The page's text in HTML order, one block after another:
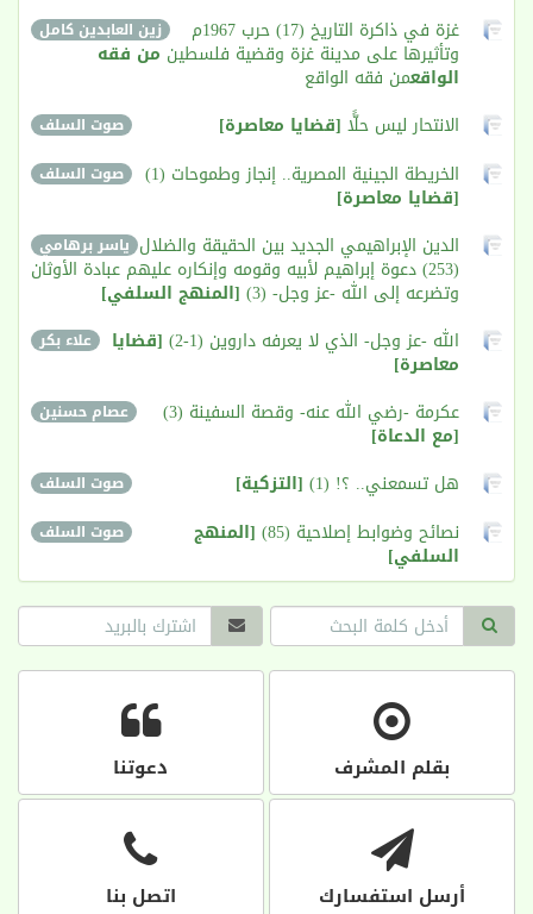
زين العابدين كامل غزة في ذاكرة التاريخ (17) حرب 1967م
وتأثيرها على مدينة غزة وقضية فلسطين من فقه
الواقعمن فقه الواقع
صوت السلف الانتحار ليس حلًّا [قضايا معاصرة]
صوت السلف الخريطة الجينية المصرية.. إنجاز وطموحات (1)
[قضايا معاصرة]
ياسر برهامي الدين الإبراهيمي الجديد بين الحقيقة والضلال
(253) دعوة إبراهيم لأبيه وقومه وإنكاره عليهم عبادة الأوثان
وتضرعه إلى الله -عز وجل- (3) [المنهج السلفي]
علاء بكر الله -عز وجل- الذي لا يعرفه داروين (1-2) [قضايا
معاصرة]
عصام حسنين عكرمة -رضي الله عنه- وقصة السفينة (3)
[مع الدعاة]
صوت السلف هل تسمعني.. ؟! (1) [التزكية]
صوت السلف نصائح وضوابط إصلاحية (85)‏ [المنهج
السلفي]
بقلم المشرف دعوتنا
أرسل استفسارك اتصل بنا